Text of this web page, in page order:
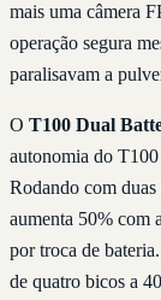
mais uma câmera
operação segura
paralisavam a
O T100 Dual
autonomia do
Rodando com
aumenta 50% com
por troca de
de quatro bicos a